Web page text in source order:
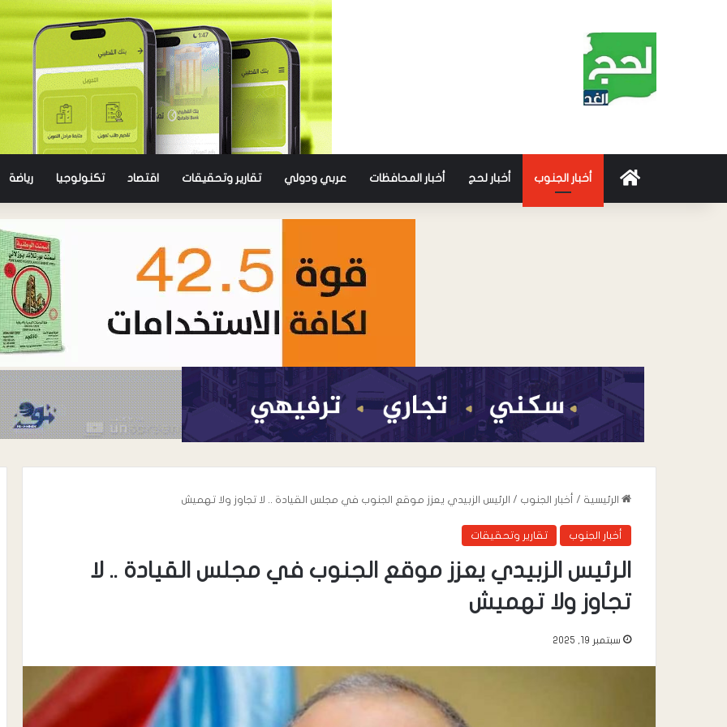
أخبار الجنوب أخبار لحج أخبار المحافظات عربي ودولي تقارير وتحقيقات اقتصاد تكنولوجيا رياضة
الرئيسية / أخبار الجنوب / الرئيس الزبيدي يعزز موقع الجنوب في مجلس القيادة .. لا تجاوز ولا تهميش
أخبار الجنوب تقارير وتحقيقات
الرئيس الزبيدي يعزز موقع الجنوب في مجلس القيادة .. لا
تجاوز ولا تهميش
سبتمبر 19, 2025
تساهم في ترسيخ دعائم الأمن
والاستقرار في مدينة إنماء
خطاب”.. سيرة نضالٍ وحضورٍ مؤثر على
كافة المستويات